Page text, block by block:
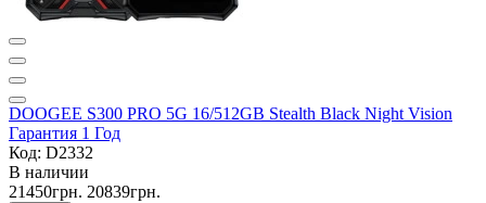
DOOGEE S300 PRO 5G 16/512GB Stealth Black Night Vision
Гарантия 1 Год
Код: D2332
В наличии
21450грн. 20839грн.